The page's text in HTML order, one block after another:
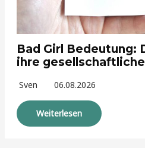
Bad Girl Bedeutung:
ihre
Sven 06.08.2026
Weiterlesen